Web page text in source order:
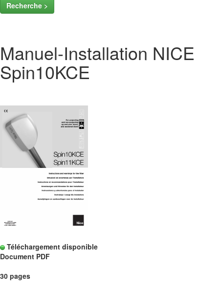
Recherche >
Manuel-Installation NICE
Spin10KCE
Téléchargement disponible
Document PDF
30 pages